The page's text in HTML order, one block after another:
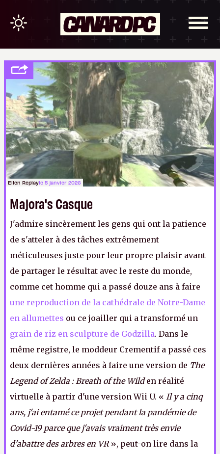
Ellen Replayle 5 janvier 2026
Majora's Casque
J'admire sincèrement les gens qui ont la patience
de s'atteler à des tâches extrêmement
méticuleuses juste pour leur propre plaisir avant
de partager le résultat avec le reste du monde,
comme cet homme qui a passé douze ans à faire
une reproduction de la cathédrale de Notre-Dame
en allumettes ou ce joailler qui a transformé un
grain de riz en sculpture de Godzilla. Dans le
même registre, le moddeur Crementif a passé ces
deux dernières années à faire une version de The
Legend of Zelda : Breath of the Wilden réalité
virtuelle à partir d'une version Wii U. « Il y a cinq
ans, j'ai entamé ce projet pendant la pandémie de
Covid-19 parce que j'avais vraiment très envie
d'abattre des arbres en VR», peut-on lire dans la